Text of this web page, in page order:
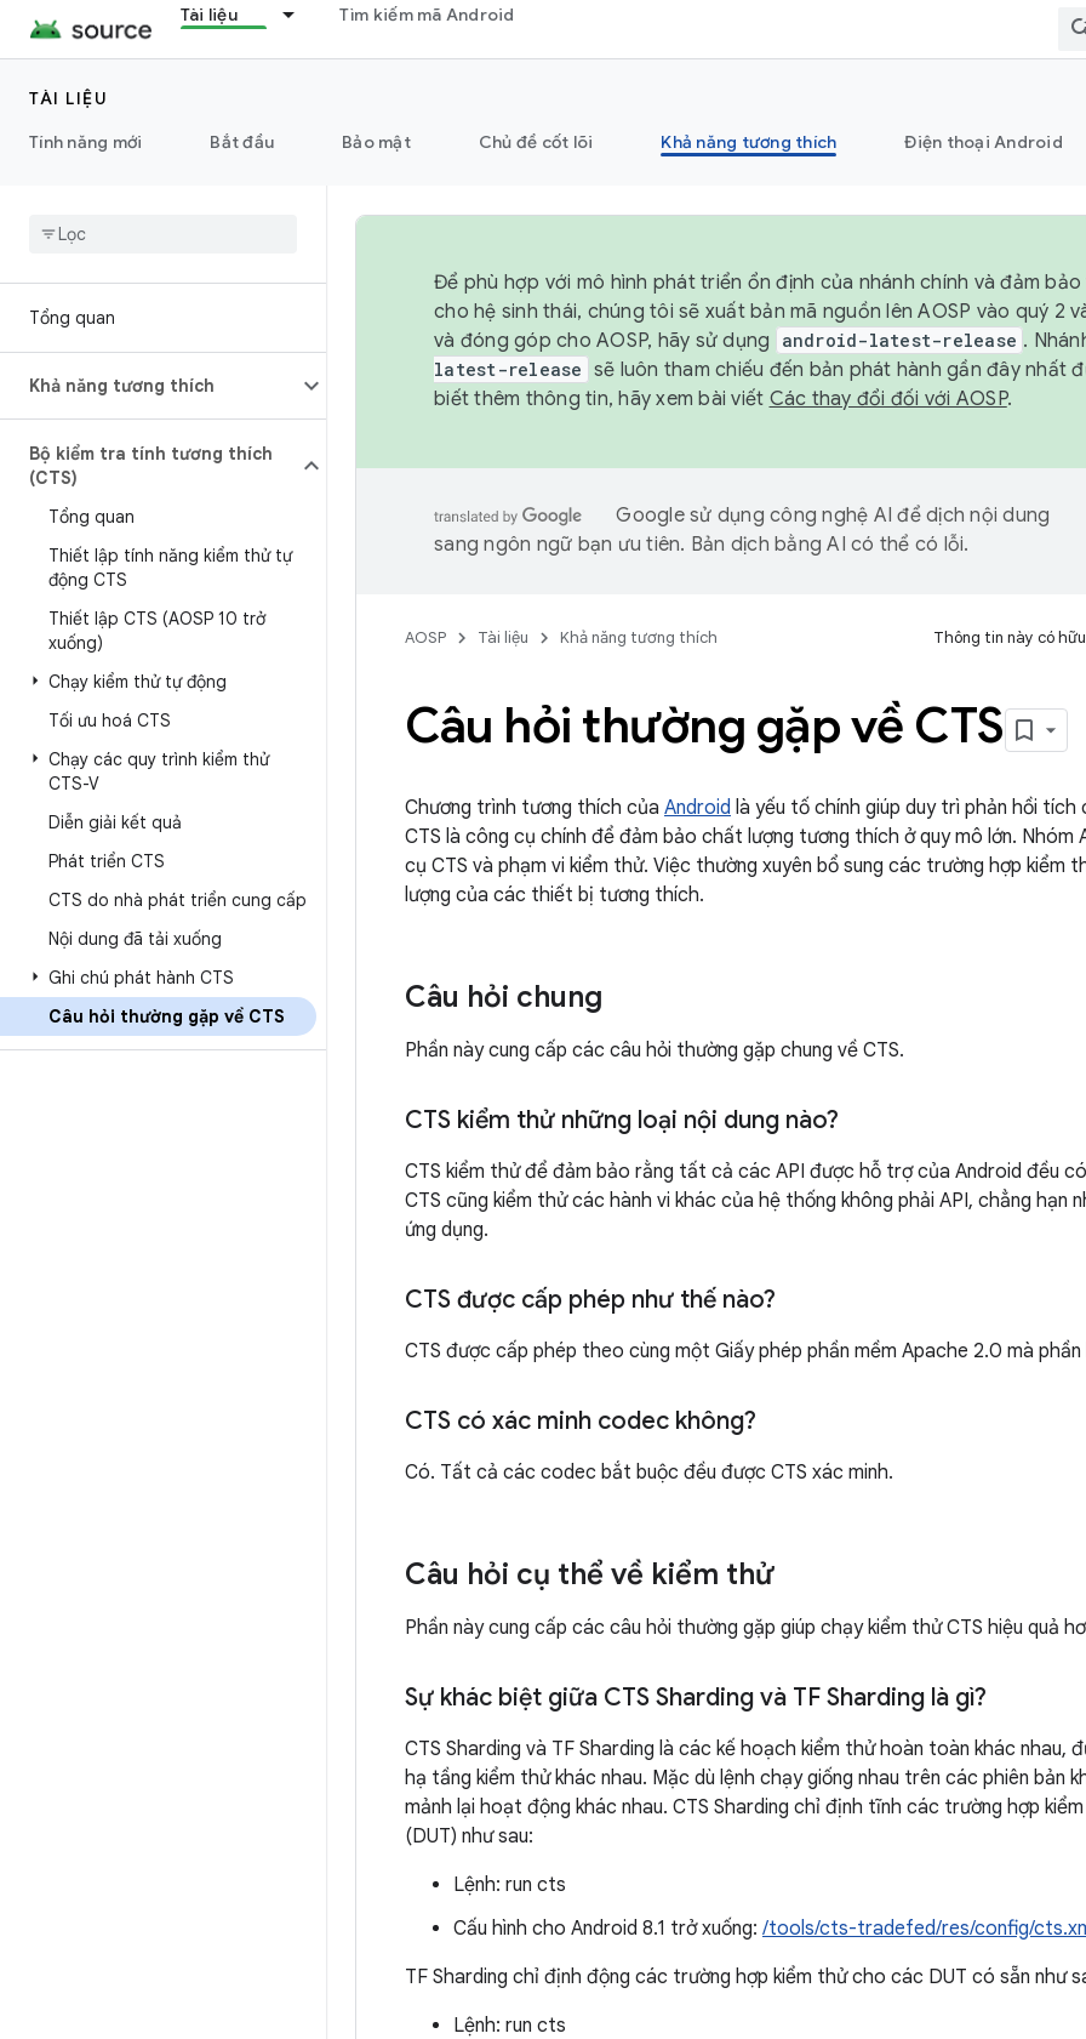
Tài liệu Tìm kiếm mã Android
TÀI LIỆU
Tính năng mới
Bắt đầu Bảo mật Chủ đề cốt lõi Khả năng tương thích Điện thoại Android
Tổng quan
Khả năng tương thích
Bộ kiểm tra tính tương thích
(CTS)
Tổng quan
Thiết lập tính năng kiểm thử tự
động CTS
Thiết lập CTS (AOSP 10 trở
xuống)
Chạy kiểm thử tự động
Tối ưu hoá CTS
Chạy các quy trình kiểm thử
CTS-V
Diễn giải kết quả
Phát triển CTS
CTS do nhà phát triển cung cấp
Nội dung đã tải xuống
Ghi chú phát hành CTS
Câu hỏi thường gặp về CTS
Để phù hợp với mô hình phát triển ổn định của nhánh chính và đảm
cho hệ sinh thái, chúng tôi sẽ xuất bản mã nguồn lên AOSP vào quý 2
và đóng góp cho AOSP, hãy sử dụng
android-latest-release .
latest-release sẽ luôn tham chiếu đến bản phát hành gần đây nhất
biết thêm thông tin, hãy xem bài viết Các thay đổi đối với AOSP.
Google sử dụng công nghệ AI để dịch nội dung
sang ngôn ngữ bạn ưu tiên. Bản dịch bằng AI có thể có lỗi.
AOSP Tài liệu Khả năng tương thích Thông tin này có
Câu hỏi thường gặp về CTS
Chương trình tương thích của Android là yếu tố chính giúp duy trì phản hồi
CTS là công cụ chính để đảm bảo chất lượng tương thích ở quy mô lớn.
cụ CTS và phạm vi kiểm thử. Việc thường xuyên bổ sung các trường hợp kiểm
lượng của các thiết bị tương thích.
Câu hỏi chung
Phần này cung cấp các câu hỏi thường gặp chung về CTS.
CTS kiểm thử những loại nội dung nào?
CTS kiểm thử để đảm bảo rằng tất cả các API được hỗ trợ của Android đều
CTS cũng kiểm thử các hành vi khác của hệ thống không phải API, chẳng hạn
ứng dụng.
CTS được cấp phép như thế nào?
CTS được cấp phép theo cùng một Giấy phép phần mềm Apache 2.0 mà phần
CTS có xác minh codec không?
Có. Tất cả các codec bắt buộc đều được CTS xác minh.
Câu hỏi cụ thể về kiểm thử
Phần này cung cấp các câu hỏi thường gặp giúp chạy kiểm thử CTS hiệu quả
Sự khác biệt giữa CTS Sharding và TF Sharding là gì?
CTS Sharding và TF Sharding là các kế hoạch kiểm thử hoàn toàn khác nhau,
hạ tầng kiểm thử khác nhau. Mặc dù lệnh chạy giống nhau trên các phiên bản
mảnh lại hoạt động khác nhau. CTS Sharding chỉ định tĩnh các trường hợp
(DUT) như sau:
Lệnh: run cts
Cấu hình cho Android 8.1 trở xuống: /tools/cts-tradefed/res/config/
TF Sharding chỉ định động các trường hợp kiểm thử cho các DUT có sẵn như
Lệnh: run cts